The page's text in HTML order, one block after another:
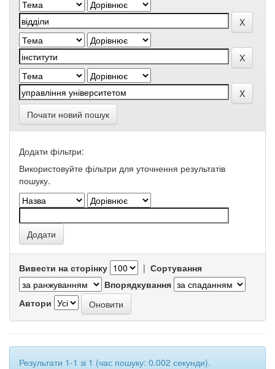
Почати новий пошук
Додати фільтри:
Використовуйте фільтри для уточнення результатів
пошуку.
Вивести на сторінку | Сортування
Впорядкування
Автори
Результати 1-1 зі 1 (час пошуку: 0.002 секунди).